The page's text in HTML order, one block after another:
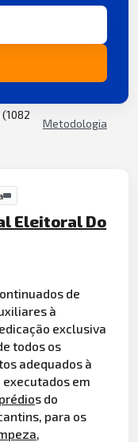
Metodologia
Eleitoral Do
de
à
exclusiva
todos os
adequados à
em
prédios do
para os
,